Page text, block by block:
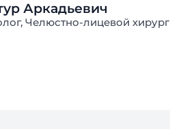
Аркадьевич
Челюстно-лицевой хирург